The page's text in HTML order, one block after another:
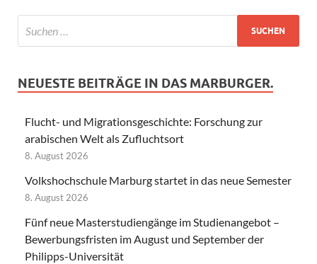
NEUESTE BEITRÄGE IN DAS MARBURGER.
Flucht- und Migrationsgeschichte: Forschung zur
arabischen Welt als Zufluchtsort
8. August 2026
Volkshochschule Marburg startet in das neue Semester
8. August 2026
Fünf neue Masterstudiengänge im Studienangebot –
Bewerbungsfristen im August und September der
Philipps-Universität